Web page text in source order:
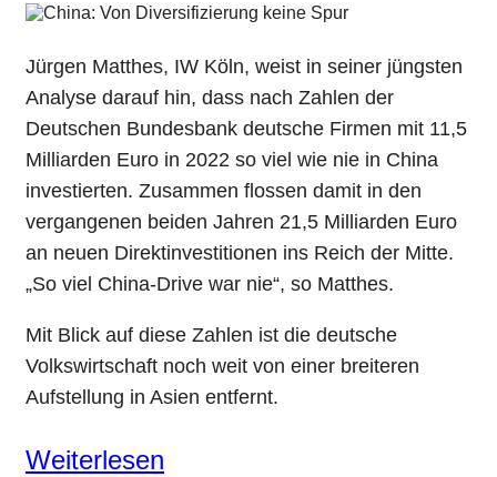
Jürgen Matthes, IW Köln, weist in seiner jüngsten
Analyse darauf hin, dass nach Zahlen der
Deutschen Bundesbank deutsche Firmen mit 11,5
Milliarden Euro in 2022 so viel wie nie in China
investierten. Zusammen flossen damit in den
vergangenen beiden Jahren 21,5 Milliarden Euro
an neuen Direktinvestitionen ins Reich der Mitte.
„So viel China-Drive war nie“, so Matthes.
Mit Blick auf diese Zahlen ist die deutsche
Volkswirtschaft noch weit von einer breiteren
Aufstellung in Asien entfernt.
Weiterlesen